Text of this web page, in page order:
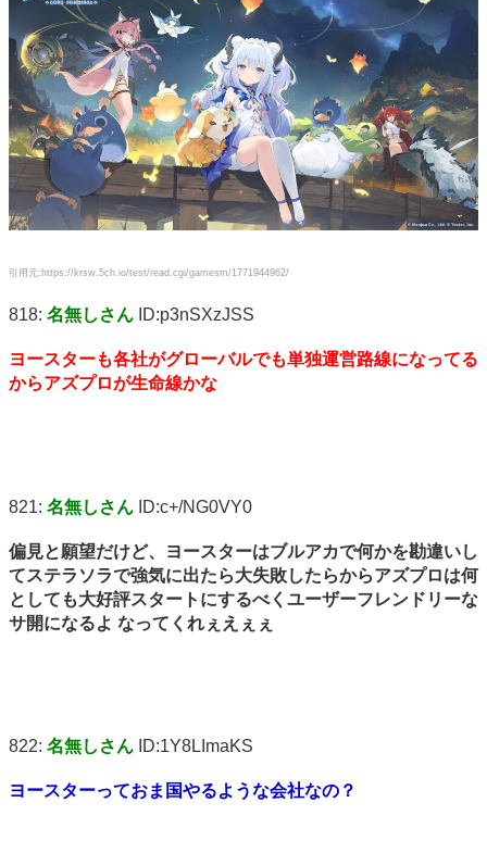
奨スペックも軒並み下方修正
【アズプロまとめ】キャラクター「シンフォーリ
ア」の声優は丸岡和佳奈さん！！
【アズプロまとめ】キャラクター「カタル」の声
優は宮下早紀さん！！
【アズプロ】公式CBTレポートまとめ！人気だっ
たキャラやキボは？
引用元:https://krsw.5ch.io/test/read.cgi/gamesm/1771944962/
818: 名無しさん ID:p3nSXzJSS
ヨースターも各社がグローバルでも単独運営路線になってる
からアズプロが生命線かな
821: 名無しさん ID:c+/NG0VY0
偏見と願望だけど、ヨースターはブルアカで何かを勘違いし
てステラソラで強気に出たら大失敗したらからアズプロは何
としても大好評スタートにするべくユーザーフレンドリーな
サ開になるよ なってくれぇえぇぇ
822: 名無しさん ID:1Y8LImaKS
ヨースターっておま国やるような会社なの？